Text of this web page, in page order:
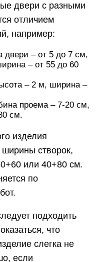
двери с разными
отличием
например:
двери – от 5 до 7 см,
– от 55 до 60
– 2 м, ширина –
проема – 7-20 см,
см.
изделия
ширины створок,
или 40+80 см.
по
подходить
что
слегка не
если